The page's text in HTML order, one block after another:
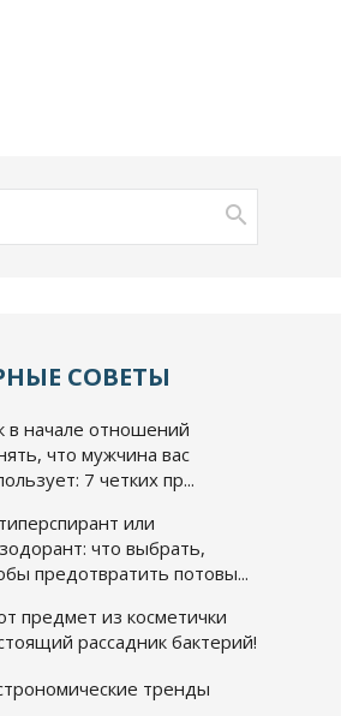
СОВЕТЫ
в начале отношений
что мужчина вас
7 четких пр...
или
что выбрать,
предотвратить потовы...
предмет из косметички
рассадник бактерий!
тренды